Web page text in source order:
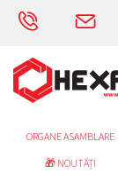
ORGANE ASAMBLARE
🎁 NOUTĂȚI